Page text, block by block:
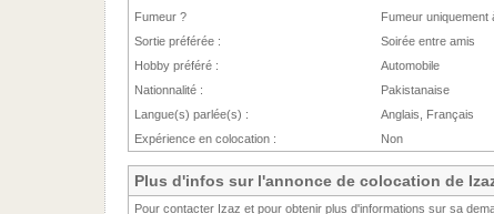
Fumeur ?
Fumeur uniquement
Sortie préférée :
Soirée entre amis
Hobby préféré :
Automobile
Nationnalité :
Pakistanaise
Langue(s) parlée(s) :
Anglais, Français
Expérience en colocation :
Non
Plus d'infos sur l'annonce de colocation de
Pour contacter Izaz et pour obtenir plus d'informations sur sa